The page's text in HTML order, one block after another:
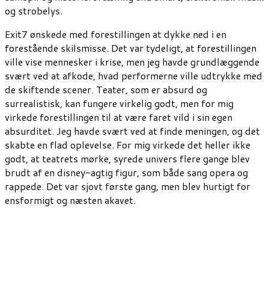
og strobelys.
Exit7 ønskede med forestillingen at dykke ned i en
forestående skilsmisse. Det var tydeligt, at forestillingen
ville vise mennesker i krise, men jeg havde grundlæggende
svært ved at afkode, hvad performerne ville udtrykke med
de skiftende scener. Teater, som er absurd og
surrealistisk, kan fungere virkelig godt, men for mig
virkede forestillingen til at være faret vild i sin egen
absurditet. Jeg havde svært ved at finde meningen, og det
skabte en flad oplevelse. For mig virkede det heller ikke
godt, at teatrets mørke, syrede univers flere gange blev
brudt af en disney-agtig figur, som både sang opera og
rappede. Det var sjovt første gang, men blev hurtigt for
ensformigt og næsten akavet.